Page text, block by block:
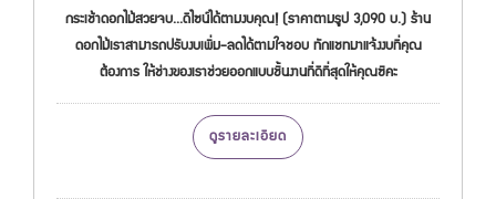
กระเช้าดอกไม้สวยจบ...ดีไซน์ได้ตามงบคุณ! (ราคาตามรูป 3,090 บ.) ร้าน
ดอกไม้เราสามารถปรับงบเพิ่ม-ลดได้ตามใจชอบ ทักแชทมาแจ้งงบที่คุณ
ต้องการ ให้ช่างของเราช่วยออกแบบชิ้นงานที่ดีที่สุดให้คุณซิคะ
ดูรายละเอียด